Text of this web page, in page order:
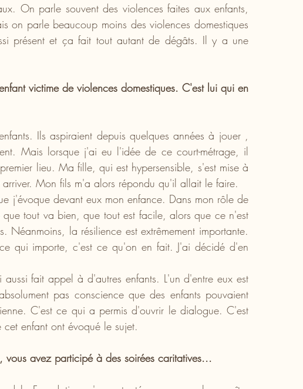
On parle souvent des violences faites aux enfants,
on parle beaucoup moins des violences domestiques
présent et ça fait tout autant de dégâts. Il y a une
victime de violences domestiques. C'est lui qui en
Ils aspiraient depuis quelques années à jouer ,
Mais lorsque j'ai eu l'idée de ce court-métrage, il
lieu. Ma fille, qui est hypersensible, s'est mise à
Mon fils m'a alors répondu qu'il allait le faire.
j'évoque devant eux mon enfance. Dans mon rôle de
tout va bien, que tout est facile, alors que ce n'est
Néanmoins, la résilience est extrêmement importante.
qui importe, c'est ce qu'on en fait. J'ai décidé d'en
fait appel à d'autres enfants. L'un d'entre eux est
pas conscience que des enfants pouvaient
C'est ce qui a permis d'ouvrir le dialogue. C'est
enfant ont évoqué le sujet.
vous avez participé à des soirées caritatives...